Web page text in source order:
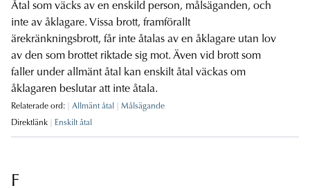
Åtal som väcks av en enskild person, målsäganden, och
inte av åklagare. Vissa brott, framförallt
ärekränkningsbrott, får inte åtalas av en åklagare utan lov
av den som brottet riktade sig mot. Även vid brott som
faller under allmänt åtal kan enskilt åtal väckas om
åklagaren beslutar att inte åtala.
Relaterade ord: Allmänt åtal
Målsägande
Direktlänk
Enskilt åtal
F